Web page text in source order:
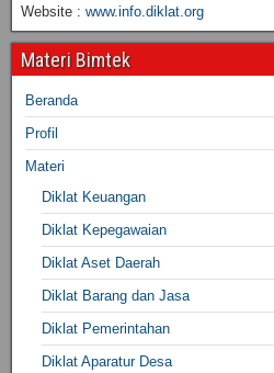
Website : www.info.diklat.org
Materi Bimtek
Beranda
Profil
Materi
Diklat Keuangan
Diklat Kepegawaian
Diklat Aset Daerah
Diklat Barang dan Jasa
Diklat Pemerintahan
Diklat Aparatur Desa